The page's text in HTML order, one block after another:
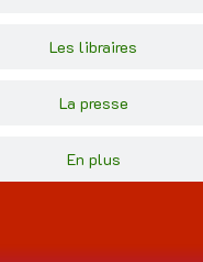
Les libraires
La presse
En plus